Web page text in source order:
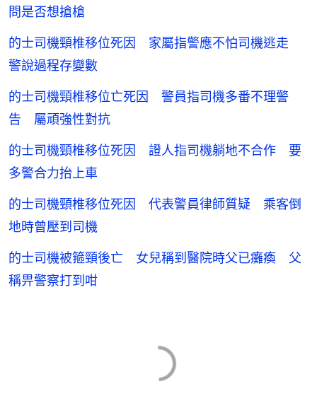
問是否想搶槍
的士司機頸椎移位死因 家屬指警應不怕司機逃走
警說過程存變數
的士司機頸椎移位亡死因 警員指司機多番不理警
告 屬頑強性對抗
的士司機頸椎移位死因 證人指司機躺地不合作 要
多警合力抬上車
的士司機頸椎移位死因 代表警員律師質疑 乘客倒
地時曾壓到司機
的士司機被箍頸後亡 女兒稱到醫院時父已癱瘓 父
稱畀警察打到咁